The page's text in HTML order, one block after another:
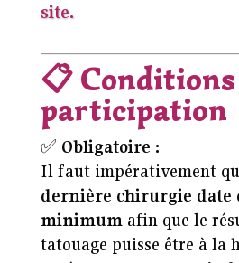
site.
📋 Conditions
participation
✅ Obligatoire :
Il faut impérativement
dernière chirurgie date
minimumafin que le
tatouage puisse être à la